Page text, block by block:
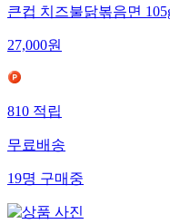
큰컵 치즈불닭볶음면
27,000원
810적립
무료배송
19명구매중